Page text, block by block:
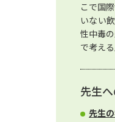
こで国
いない
性中毒
で考え
先生
先生